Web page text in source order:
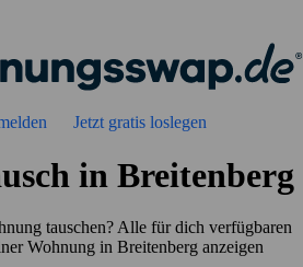
Jetzt gratis loslegen
in Breitenberg
tauschen? Alle für dich verfügbaren
Wohnung in Breitenberg anzeigen